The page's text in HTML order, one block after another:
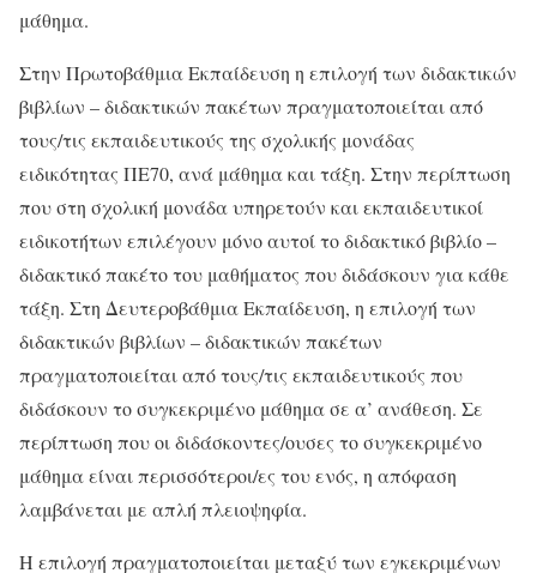
μάθημα.
Στην Πρωτοβάθμια Εκπαίδευση η επιλογή των διδακτικών
βιβλίων – διδακτικών πακέτων πραγματοποιείται από
τους/τις εκπαιδευτικούς της σχολικής μονάδας
ειδικότητας ΠΕ70, ανά μάθημα και τάξη. Στην περίπτωση
που στη σχολική μονάδα υπηρετούν και εκπαιδευτικοί
ειδικοτήτων επιλέγουν μόνο αυτοί το διδακτικό βιβλίο –
διδακτικό πακέτο του μαθήματος που διδάσκουν για κάθε
τάξη. Στη Δευτεροβάθμια Εκπαίδευση, η επιλογή των
διδακτικών βιβλίων – διδακτικών πακέτων
πραγματοποιείται από τους/τις εκπαιδευτικούς που
διδάσκουν το συγκεκριμένο μάθημα σε α’ ανάθεση. Σε
περίπτωση που οι διδάσκοντες/ουσες το συγκεκριμένο
μάθημα είναι περισσότεροι/ες του ενός, η απόφαση
λαμβάνεται με απλή πλειοψηφία.
Η επιλογή πραγματοποιείται μεταξύ των εγκεκριμένων